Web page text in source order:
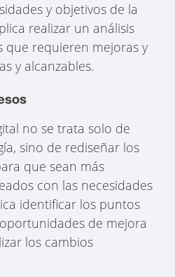
y objetivos de la
realizar un análisis
que requieren mejoras y
y alcanzables.
no se trata solo de
sino de rediseñar los
que sean más
con las necesidades
identificar los puntos
de mejora
los cambios